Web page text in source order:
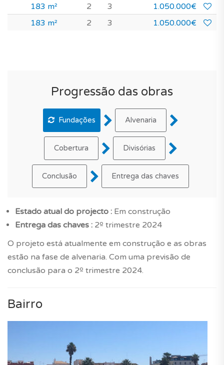
183 m²
2 3
1.050.000€
183 m²
2 3 1.050.000€
Progressão das obras
Fundações Alvenaria
Cobertura Divisórias
Conclusão Entrega das chaves
Estado atual do projecto : Em construção
Entrega das chaves : 2º trimestre 2024
O projeto está atualmente em construção e as obras
estão na fase de alvenaria. Com uma previsão de
conclusão para o 2º trimestre 2024.
Bairro